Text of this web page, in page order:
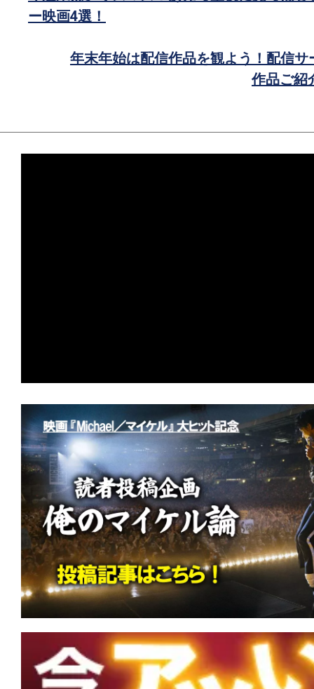
ー映画4選！
年末年始は配信作品を観よう！配信サ
作品ご紹